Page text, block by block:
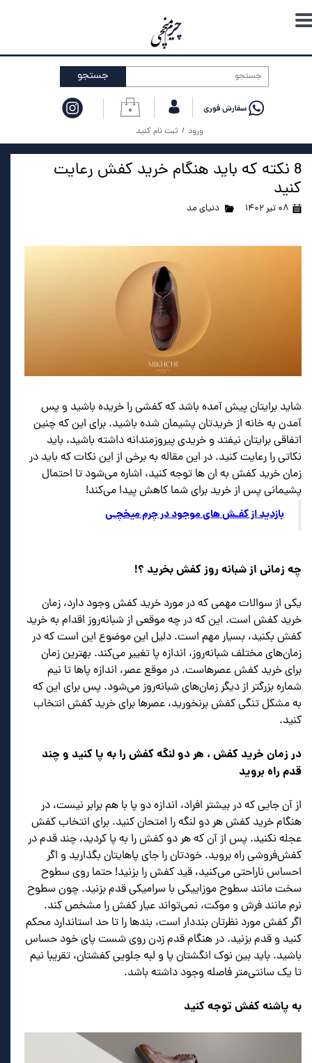
۰
ورود / ثبت نام کنید
حساب کاربری من
تغییر گذر واژه
خروج از حساب کاربری
جستجو
8 نکته که باید هنگام خرید کفش رعایت
کنید
۰۸ تیر ۱۴۰۲ دنیای مد
شاید برایتان پیش آمده باشد که کفشی را خریده‌ باشید و پس
آمدن به خانه از خریدتان پشیمان شده باشید. برای این که چنین
اتفاقی برایتان نیفتد و خریدی پیروزمندانه داشته باشید، باید
نکاتی را رعایت کنید. در این مقاله به برخی از این نکات که باید در
زمان خرید کفش به ان ها توجه کنید، اشاره می‌شود تا احتمال
پشیمانی پس از خرید برای شما کاهش پیدا می‌کند!
بازدید از کفـش های موجود در چرم میخچـی
چه زمانی از شبانه روز کفش بخرید ؟!
یکی از سوالات مهمی که در مورد خرید کفش وجود دارد، زمان
خرید کفش است. این که در چه موقعی از شبانه‌روز اقدام به خرید
کفش بکنید، بسیار مهم است. دلیل این موضوع این است که در
زمان‌های مختلف شبانه‌روز، اندازه پا تغییر می‌کند. بهترین زمان
برای خرید کفش عصرهاست. در موقع عصر، اندازه پاها تا نیم
شماره بزرگتر از دیگر زمان‌های شبانه‌روز می‌شود. پس برای این که
به مشکل تنگی کفش برنخورید، عصرها برای خرید کفش انتخاب
کنید.
در زمان خرید کفش ، هر دو لنگه کفش را به پا کنید و چند
قدم راه بروید
از آن جایی که در بیشتر افراد، اندازه دو پا با هم برابر نیست، در
هنگام خرید کفش هر دو لنگه را امتحان کنید. برای انتخاب کفش
عجله نکنید. پس از آن که هر دو کفش را به پا کردید، چند قدم در
کفش‌فروشی راه بروید. خودتان را جای پاهایتان بگذارید و اگر
احساس ناراحتی می‌کنید، قید کفش را بزنید! حتما روی سطوح
سخت مانند سطوح موزاییکی با سرامیکی قدم بزنید. چون سطوح
نرم مانند فرش و موکت، نمی‌تواند عیار کفش را مشخص کند.
اگر کفش مورد نظرتان بنددار است، بندها را تا حد استاندارد محکم
کنید و قدم بزنید. در هنگام قدم زدن روی شست پای خود حساس
باشید. باید بین نوک انگشتان پا و لبه جلویی کفشتان، تقریبا نیم
تا یک سانتی‌متر فاصله وجود داشته باشد.
به پاشنه کفش توجه کنید